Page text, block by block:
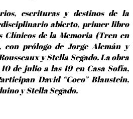
escrituras y destinos de la
abierto, primer libro
de la Memoria (Tren en
con prólogo de Jorge Alemán y
y Stella Segado. La obra
de julio a las 19 en Casa Sofía,
David “Coco” Blaustein,
y Stella Segado.